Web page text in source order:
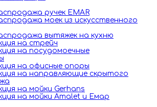
ручек EMAR
моек из искусственного
вытяжек на кухню
на стрейч
на посудомоечные
на офисные опоры
на направляющие скрытого
на мойки Gerhans
на мойки Amalet и Емар